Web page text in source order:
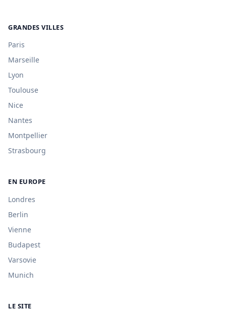
GRANDES VILLES
Paris
Marseille
Lyon
Toulouse
Nice
Nantes
Montpellier
Strasbourg
EN EUROPE
Londres
Berlin
Vienne
Budapest
Varsovie
Munich
LE SITE